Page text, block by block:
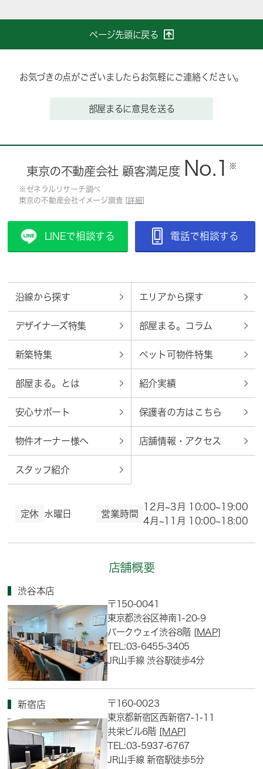
ページ先頭に戻る
お気づきの点がございましたらお気軽にご連絡ください。
部屋まるに意見を送る
東京の不動産会社 顧客満足度 No.1 ※
※ゼネラルリサーチ調べ
東京の不動産会社イメージ調査 [ 詳細
LINEで相談する 電話で相談する
沿線から探す エリアから探す
デザイナーズ特集 部屋まる。コラム
新築特集 ペット可物件特集
部屋まる。とは 紹介実績
安心サポート 保護者の方はこちら
物件オーナー様へ 店舗情報・アクセス
スタッフ紹介
定休 水曜日 営業時間
12月~3月 10:00~19:00
4月~11月 10:00~18:00
店舗概要
渋谷本店
〒150-0041
東京都渋谷区神南1-20-9
パークウェイ渋谷8階 [MAP]
TEL:03-6455-3405
JR山手線 渋谷駅徒歩4分
新宿店
〒160-0023
東京都新宿区西新宿7-1-11
共栄ビル6階 [MAP]
TEL:03-5937-6767
JR山手線 新宿駅徒歩5分